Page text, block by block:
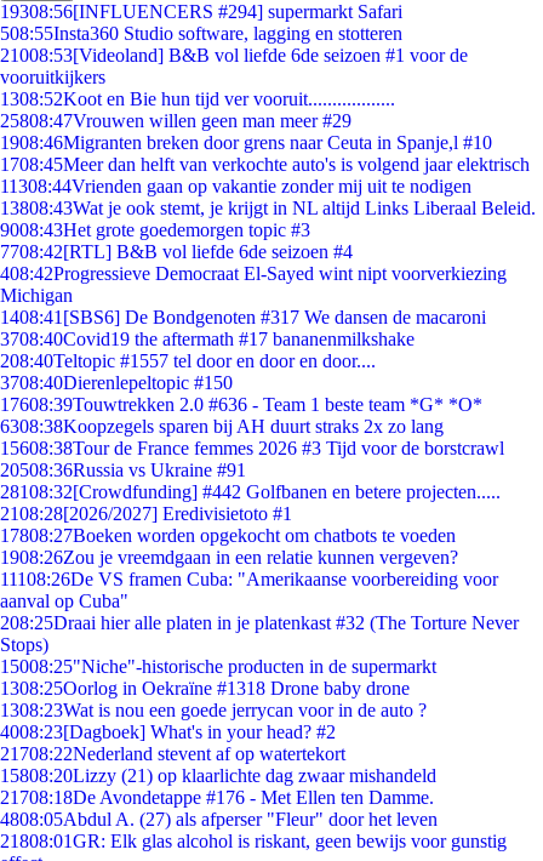
19308:56[INFLUENCERS #294] supermarkt Safari
508:55Insta360 Studio software, lagging en stotteren
21008:53[Videoland] B&B vol liefde 6de seizoen #1 voor de
vooruitkijkers
1308:52Koot en Bie hun tijd ver vooruit..................
25808:47Vrouwen willen geen man meer #29
1908:46Migranten breken door grens naar Ceuta in Spanje,l #10
1708:45Meer dan helft van verkochte auto's is volgend jaar elektrisch
11308:44Vrienden gaan op vakantie zonder mij uit te nodigen
13808:43Wat je ook stemt, je krijgt in NL altijd Links Liberaal Beleid.
9008:43Het grote goedemorgen topic #3
7708:42[RTL] B&B vol liefde 6de seizoen #4
408:42Progressieve Democraat El-Sayed wint nipt voorverkiezing
Michigan
1408:41 [SBS6] De Bondgenoten #317 We dansen de macaroni
3708:40Covid19 the aftermath #17 bananenmilkshake
208:40Teltopic #1557 tel door en door en door....
3708:40Dierenlepeltopic #150
17608:39Touwtrekken 2.0 #636 - Team 1 beste team *G* *O*
6308:38Koopzegels sparen bij AH duurt straks 2x zo lang
15608:38Tour de France femmes 2026 #3 Tijd voor de borstcrawl
20508:36Russia vs Ukraine #91
28108:32[Crowdfunding] #442 Golfbanen en betere projecten.....
2108:28[2026/2027] Eredivisietoto #1
17808:27Boeken worden opgekocht om chatbots te voeden
1908:26Zou je vreemdgaan in een relatie kunnen vergeven?
11108:26De VS framen Cuba: "Amerikaanse voorbereiding voor
aanval op Cuba"
208:25Draai hier alle platen in je platenkast #32 (The Torture Never
Stops)
15008:25"Niche"-historische producten in de supermarkt
1308:25Oorlog in Oekraïne #1318 Drone baby drone
1308:23Wat is nou een goede jerrycan voor in de auto ?
4008:23[Dagboek] What's in your head? #2
21708:22Nederland stevent af op watertekort
15808:20Lizzy (21) op klaarlichte dag zwaar mishandeld
21708:18De Avondetappe #176 - Met Ellen ten Damme.
4808:05Abdul A. (27) als afperser "Fleur" door het leven
21808:01GR: Elk glas alcohol is riskant, geen bewijs voor gunstig